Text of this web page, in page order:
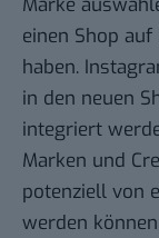
einen Shop
haben.
in den neuen
integriert
Marken und
potenziell von
werden